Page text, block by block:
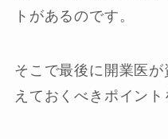
トがあるのです。
そこで最後に開業医
えておくべきポイント